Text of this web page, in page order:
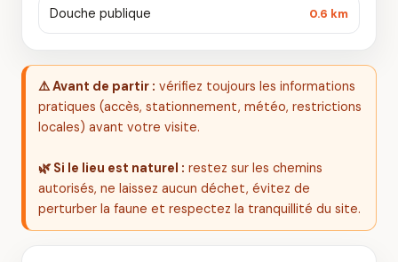
Douche publique 0.6 km
⚠️ Avant de partir : vérifiez toujours les informations
pratiques (accès, stationnement, météo, restrictions
locales) avant votre visite.
🌿 Si le lieu est naturel : restez sur les chemins
autorisés, ne laissez aucun déchet, évitez de
perturber la faune et respectez la tranquillité du site.